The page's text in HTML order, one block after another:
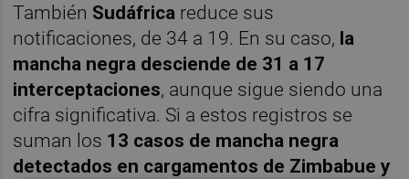
También Sudáfrica reduce sus
notificaciones, de 34 a 19. En su caso, la
mancha negra desciende de 31 a 17
interceptaciones, aunque sigue siendo una
cifra significativa. Si a estos registros se
suman los 13 casos de mancha negra
detectados en cargamentos de Zimbabue y